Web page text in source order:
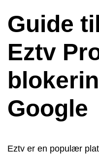
Guide
Eztv
Google
Eztv er en populær